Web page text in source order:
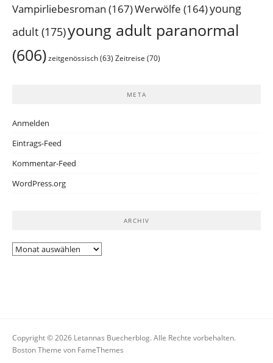
Vampirliebesroman (167)Werwölfe (164)young
adult (175)young adult paranormal
(606) zeitgenössisch (63) Zeitreise (70)
META
Anmelden
Eintrags-Feed
Kommentar-Feed
WordPress.org
ARCHIV
Archiv
Copyright © 2026 Letannas Buecherblog. Alle Rechte vorbehalten.
Boston Theme von FameThemes